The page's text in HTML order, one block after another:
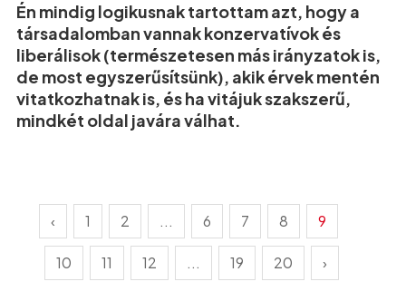
Én mindig logikusnak tartottam azt, hogy a
társadalomban vannak konzervatívok és
liberálisok (természetesen más irányzatok is,
de most egyszerűsítsünk), akik érvek mentén
vitatkozhatnak is, és ha vitájuk szakszerű,
mindkét oldal javára válhat.
‹ 1 2 ... 6 7 8 9
10 11 12 ... 19 20 ›